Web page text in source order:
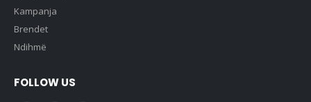
Kampanja
Brendet
Ndihmë
FOLLOW US